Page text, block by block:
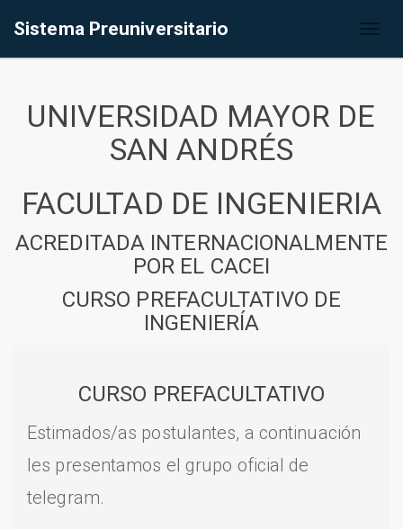
Sistema Preuniversitario
UNIVERSIDAD MAYOR DE
SAN ANDRÉS
FACULTAD DE INGENIERIA
ACREDITADA INTERNACIONALMENTE
POR EL CACEI
CURSO PREFACULTATIVO DE
INGENIERÍA
CURSO PREFACULTATIVO
Estimados/as postulantes, a continuación
les presentamos el grupo oficial de
telegram.